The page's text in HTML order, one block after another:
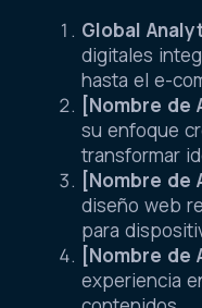
Global
digitales
hasta el e-
[Nombre de
su enfoque
transformar
[Nombre de
diseño web
para
[Nombre de
experiencia